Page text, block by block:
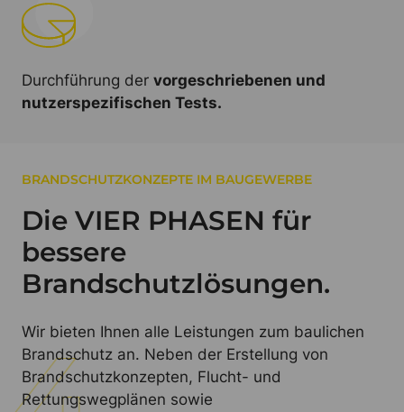
Durchführung der vorgeschriebenen und
nutzerspezifischen Tests.
BRANDSCHUTZKONZEPTE IM BAUGEWERBE
Die VIER PHASEN für
bessere
Brandschutzlösungen.
Wir bieten Ihnen alle Leistungen zum baulichen
Brandschutz an. Neben der Erstellung von
Brandschutzkonzepten, Flucht- und
Rettungswegplänen sowie